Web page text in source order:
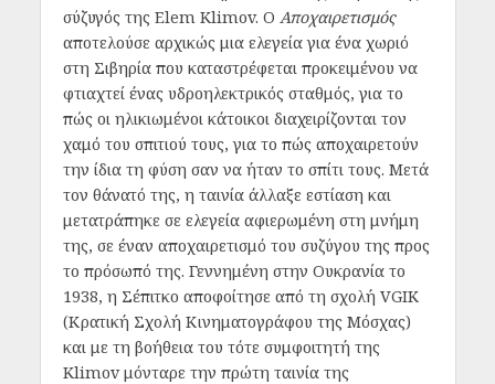
σύζυγός της Elem Klimov. Ο Αποχαιρετισμός
αποτελούσε αρχικώς μια ελεγεία για ένα χωριό
στη Σιβηρία που καταστρέφεται προκειμένου να
φτιαχτεί ένας υδροηλεκτρικός σταθμός, για το
πώς οι ηλικιωμένοι κάτοικοι διαχειρίζονται τον
χαμό του σπιτιού τους, για το πώς αποχαιρετούν
την ίδια τη φύση σαν να ήταν το σπίτι τους. Μετά
τον θάνατό της, η ταινία άλλαξε εστίαση και
μετατράπηκε σε ελεγεία αφιερωμένη στη μνήμη
της, σε έναν αποχαιρετισμό του συζύγου της προς
το πρόσωπό της. Γεννημένη στην Ουκρανία το
1938, η Σέπιτκο αποφοίτησε από τη σχολή VGIK
(Κρατική Σχολή Κινηματογράφου της Μόσχας)
και με τη βοήθεια του τότε συμφοιτητή της
Klimov μόνταρε την πρώτη ταινία της